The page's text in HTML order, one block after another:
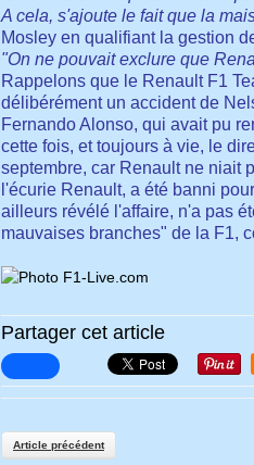
A cela, s'ajoute le fait que la
Mosley en qualifiant la gestion
"On ne pouvait exclure que
Rappelons que le Renault F1
délibérément un accident de
Fernando Alonso, qui avait pu
cette fois, et toujours à vie, le
septembre, car Renault ne niait
l'écurie Renault, a été banni
ailleurs révélé l'affaire, n'a pas
mauvaises branches" de la F1,
Partager cet article
Article précédent